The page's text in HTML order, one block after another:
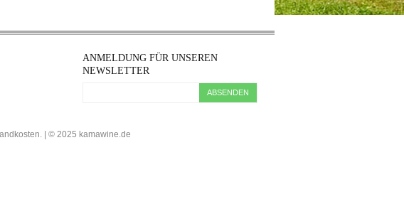
ANMELDUNG FÜR UNSEREN
NEWSLETTER
ABSENDEN
| © 2025 kamawine.de